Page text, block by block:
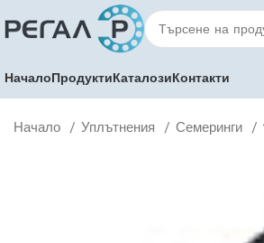
НачалоПродуктиКаталозиКонтакти
Начало Уплътнения Семеринги